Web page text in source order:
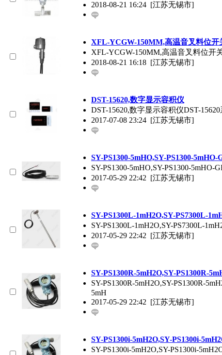
2018-08-21 16:24 [江苏无锡市]
XFL-YCGW-150MM,高温音叉料位开
XFL-YCGW-150MM,高温音叉料位开
2018-08-21 16:18 [江苏无锡市]
DST-15620,数字显示容积仪
DST-15620,数字显示容积仪DST-
2017-07-08 23:24 [江苏无锡市]
SY-PS1300-5mHO,SY-PS1300-
SY-PS1300-5mHO,SY-PS1300-5mHO-
2017-05-29 22:42 [江苏无锡市]
SY-PS1300L-1mH2O,SY-PS7300L-
SY-PS1300L-1mH2O,SY-PS7300L-
2017-05-29 22:42 [江苏无锡市]
SY-PS1300R-5mH2O,SY-PS1300R-
SY-PS1300R-5mH2O,SY-PS1300R-
5mH
2017-05-29 22:42 [江苏无锡市]
SY-PS1300i-5mH2O,SY-PS1300i-
SY-PS1300i-5mH2O,SY-PS1300i-